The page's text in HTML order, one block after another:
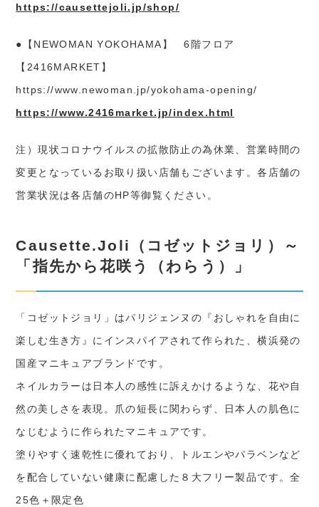
https://causettejoli.jp/shop/
●【NEWOMAN YOKOHAMA】 6階フロア
【2416MARKET】
https://www.newoman.jp/yokohama-opening/
https://www.2416market.jp/index.html
注）現状コロナウイルスの拡散防止の為休業、営業時間の
変更となっているお取り扱い店舗もございます。各店舗の
営業状況は各店舗のHP等御覧ください。
Causette.Joli（コゼットジョリ）～
「指先から花咲う（わらう）」
「コゼットジョリ」はパリジェンヌの『おしゃれを自由に
楽しむ生き方』にインスパイアされて作られた、横浜発の
国産マニキュアブランドです。
ネイルカラーは日本人の感性に訴えかけるような、花や自
然の美しさを表現。爪の短長に関わらず、日本人の肌色に
なじむように作られたマニキュアです。
塗りやすく速乾性に優れており、トルエンやパラベンなど
を配合していない健康に配慮した８大フリー製品です。全
25色＋限定色